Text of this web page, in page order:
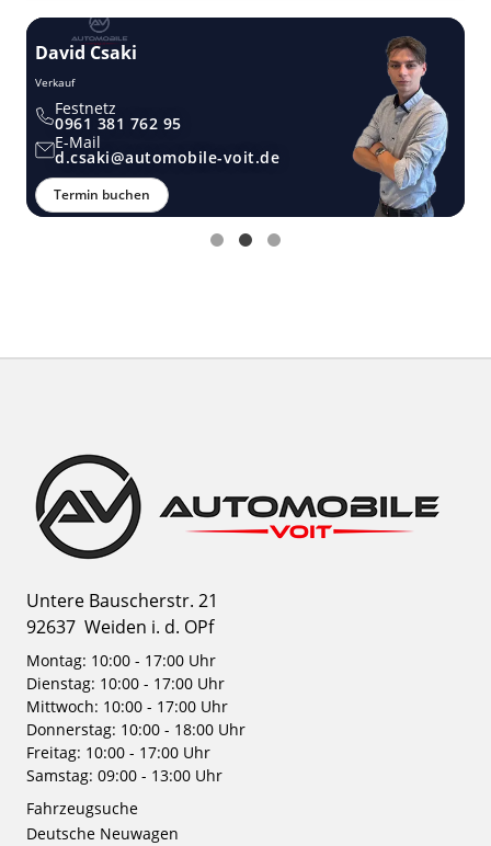
David Csaki
Verkauf
Festnetz
0961 381 762 95
E-Mail
d.csaki@automobile-voit.de
Termin buchen
Untere Bauscherstr. 21
92637 Weiden i. d. OPf
Montag: 10:00 - 17:00 Uhr
Dienstag: 10:00 - 17:00 Uhr
Mittwoch: 10:00 - 17:00 Uhr
Donnerstag: 10:00 - 18:00 Uhr
Freitag: 10:00 - 17:00 Uhr
Samstag: 09:00 - 13:00 Uhr
Fahrzeugsuche
Deutsche Neuwagen